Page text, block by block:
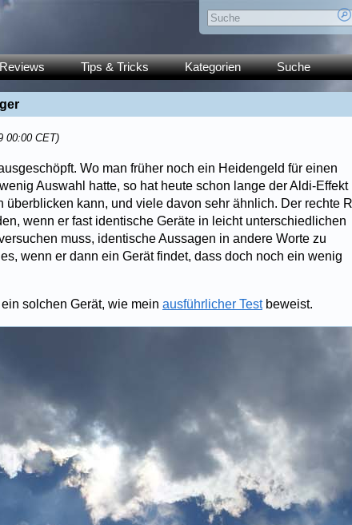
Reviews Tips & Tricks Kategorien Suche
00:00 CET)
Wo man früher noch ein Heidengeld für einen
Auswahl hatte, so hat heute schon lange der Aldi-Effekt
überblicken kann, und viele davon sehr ähnlich. Der rechte
wenn er fast identische Geräte in leicht unterschiedlichen
muss, identische Aussagen in andere Worte zu
wenn er dann ein Gerät findet, dass doch noch ein wenig
solchen Gerät, wie mein ausführlicher Testbeweist.